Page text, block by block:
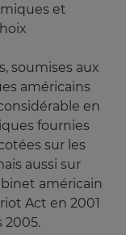
et
soumises aux
américains
en
fournies
sur les
aussi sur
américain
Act en 2001